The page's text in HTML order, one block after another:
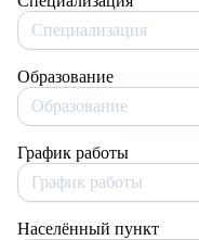
Специализация
Образование
Образование
График работы
График работы
Населённый пункт